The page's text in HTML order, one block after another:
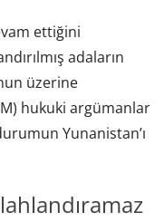
ettiğini
adaların
üzerine
hukuki argümanlar
Yunanistan’ı